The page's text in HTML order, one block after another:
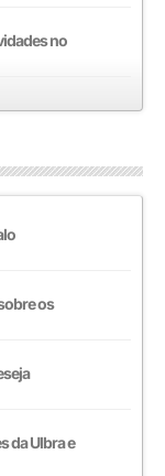
no
os
da Ulbra e